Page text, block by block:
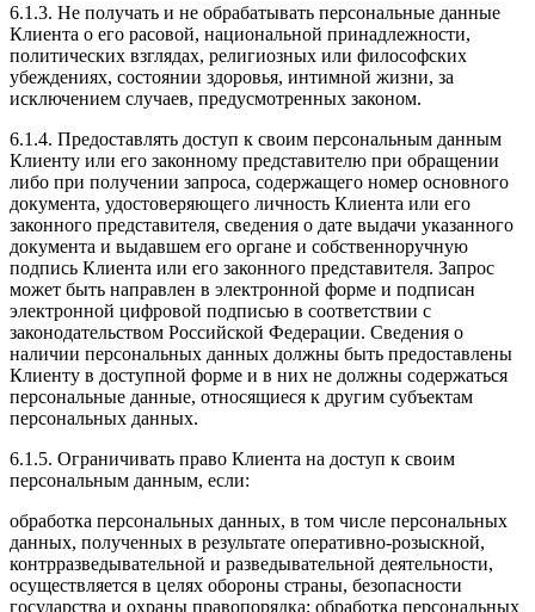
6.1.3. Не получать и не обрабатывать персональные данные
Клиента о его расовой, национальной принадлежности,
политических взглядах, религиозных или философских
убеждениях, состоянии здоровья, интимной жизни, за
исключением случаев, предусмотренных законом.
6.1.4. Предоставлять доступ к своим персональным данным
Клиенту или его законному представителю при обращении
либо при получении запроса, содержащего номер основного
документа, удостоверяющего личность Клиента или его
законного представителя, сведения о дате выдачи указанного
документа и выдавшем его органе и собственноручную
подпись Клиента или его законного представителя. Запрос
может быть направлен в электронной форме и подписан
электронной цифровой подписью в соответствии с
законодательством Российской Федерации. Сведения о
наличии персональных данных должны быть предоставлены
Клиенту в доступной форме и в них не должны содержаться
персональные данные, относящиеся к другим субъектам
персональных данных.
6.1.5. Ограничивать право Клиента на доступ к своим
персональным данным, если:
обработка персональных данных, в том числе персональных
данных, полученных в результате оперативно-розыскной,
контрразведывательной и разведывательной деятельности,
осуществляется в целях обороны страны, безопасности
государства и охраны правопорядка; обработка персональных